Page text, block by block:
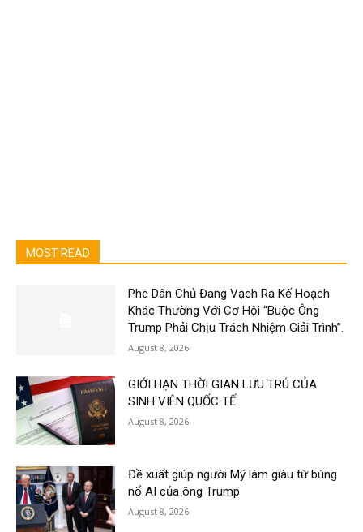
MOST READ
Phe Dân Chủ Đang Vạch Ra Kế Hoạch
Khác Thường Với Cơ Hội “Buộc Ông
Trump Phải Chịu Trách Nhiệm Giải Trình”.
August 8, 2026
GIỚI HẠN THỜI GIAN LƯU TRÚ CỦA
SINH VIÊN QUỐC TẾ
August 8, 2026
Đề xuất giúp người Mỹ làm giàu từ bùng
nổ AI của ông Trump
August 8, 2026